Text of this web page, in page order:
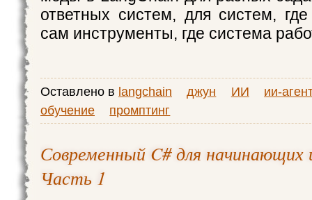
ответных систем, для систем,
сам инструменты, где система
Оставлено в langchain джун ИИ
ии-
обучение
промптинг
Современный C# для
Часть 1